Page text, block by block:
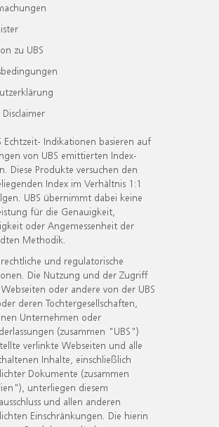
zu UBS
Disclaimer
Echtzeit- Indikationen basieren auf
von UBS emittierten Index-
Diese Produkte versuchen den
Index im Verhältnis 1:1
UBS übernimmt dabei keine
für die Genauigkeit,
oder Angemessenheit der
Methodik.
und regulatorische
Die Nutzung und der Zugriff
oder andere von der UBS
deren Tochtergesellschaften,
Unternehmen oder
(zusammen "UBS")
verlinkte Webseiten und alle
Inhalte, einschließlich
Dokumente (zusammen
unterliegen diesem
und allen anderen
Einschränkungen. Die hierin